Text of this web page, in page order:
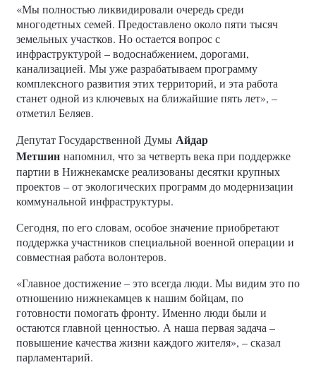
«Мы полностью ликвидировали очередь среди
многодетных семей. Предоставлено около пяти тысяч
земельных участков. Но остается вопрос с
инфраструктурой – водоснабжением, дорогами,
канализацией. Мы уже разрабатываем программу
комплексного развития этих территорий, и эта работа
станет одной из ключевых на ближайшие пять лет», –
отметил Беляев.
Депутат Государственной Думы Айдар
Метшин напомнил, что за четверть века при поддержке
партии в Нижнекамске реализованы десятки крупных
проектов – от экологических программ до модернизации
коммунальной инфраструктуры.
Сегодня, по его словам, особое значение приобретают
поддержка участников специальной военной операции и
совместная работа волонтеров.
«Главное достижение – это всегда люди. Мы видим это по
отношению нижнекамцев к нашим бойцам, по
готовности помогать фронту. Именно люди были и
остаются главной ценностью. А наша первая задача –
повышение качества жизни каждого жителя», – сказал
парламентарий.